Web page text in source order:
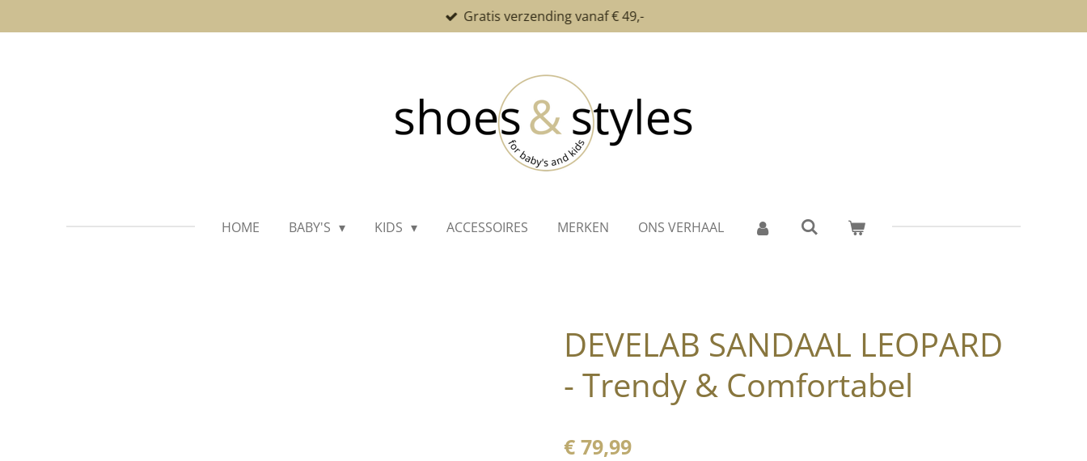
direct
Gratis verzending vanaf € 49,-
HOME BABY'S KIDS ACCESSOIRES MERKEN ONS VERHAAL
DEVELAB SANDAAL LEOPARD
- Trendy & Comfortabel
€ 79,99